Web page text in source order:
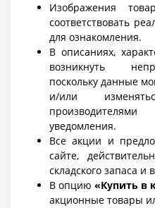
Изображения
соответствовать
для ознакомления.
В описаниях,
возникнуть
поскольку данные
и/или
уведомления.
Все акции и
сайте,
складского запаса и
В опцию «Купить в
акционные товары